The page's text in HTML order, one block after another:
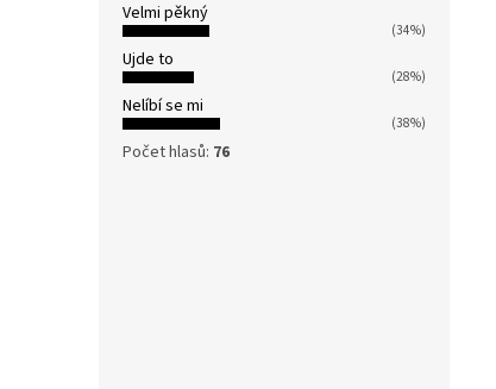
Velmi pěkný
(34%)
Ujde to
(28%)
Nelíbí se mi
(38%)
Počet hlasů: 76